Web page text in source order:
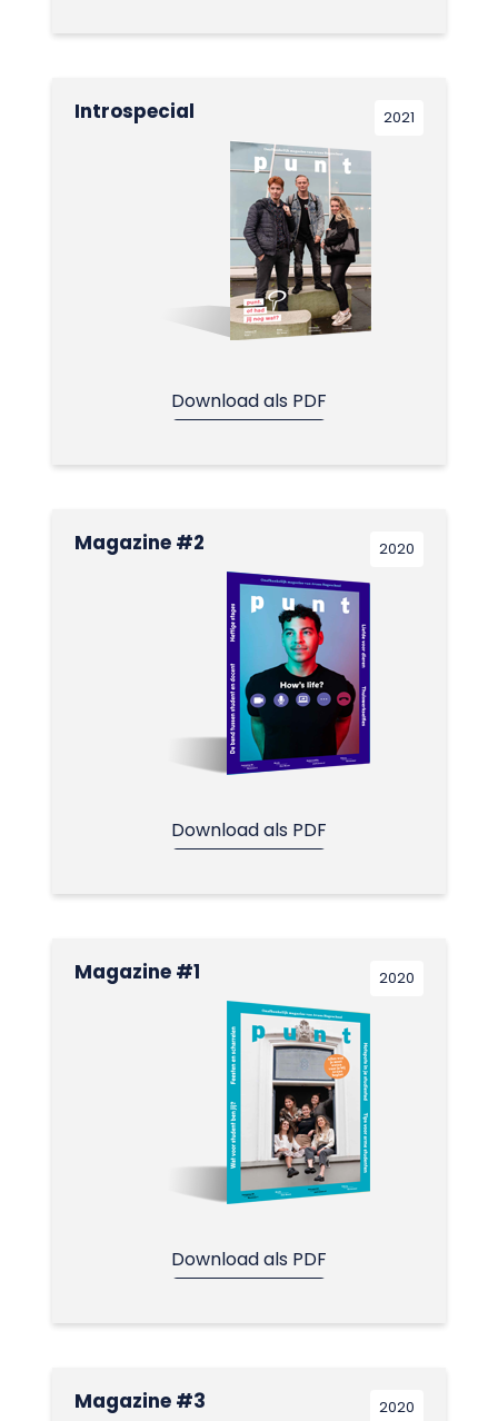
Introspecial 2021
Download als PDF
Magazine #2 2020
Download als PDF
Magazine #1 2020
Download als PDF
Magazine #3 2020